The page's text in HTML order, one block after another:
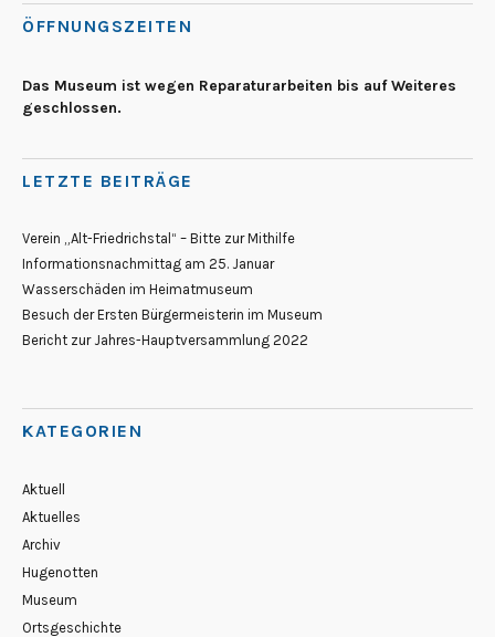
ÖFFNUNGSZEITEN
Das Museum ist wegen Reparaturarbeiten bis auf Weiteres
geschlossen.
LETZTE BEITRÄGE
Verein „Alt-Friedrichstal“ – Bitte zur Mithilfe
Informationsnachmittag am 25. Januar
Wasserschäden im Heimatmuseum
Besuch der Ersten Bürgermeisterin im Museum
Bericht zur Jahres-Hauptversammlung 2022
KATEGORIEN
Aktuell
Aktuelles
Archiv
Hugenotten
Museum
Ortsgeschichte